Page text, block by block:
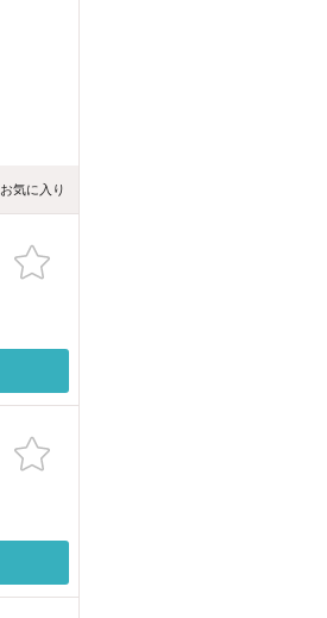
お気に入り